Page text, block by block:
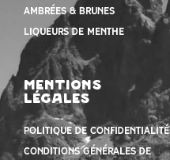
Ambrées & Brunes
Liqueurs de menthe
mentions
légales
Politique de confidentialité
Conditions Générales de